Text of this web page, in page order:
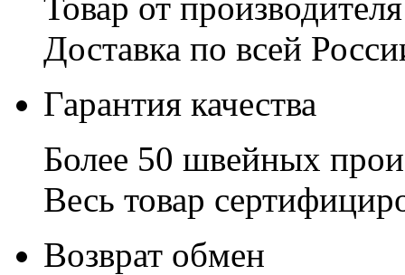
Доставка по всей
Гарантия качества
Более 50 швейных
Весь товар
Возврат обмен